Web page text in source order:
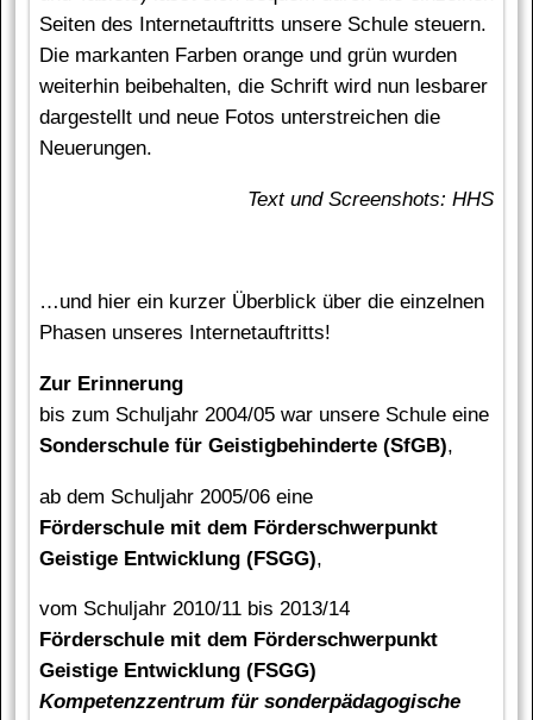
Seiten des Internetauftritts unsere Schule steuern.
Die markanten Farben orange und grün wurden
weiterhin beibehalten, die Schrift wird nun lesbarer
dargestellt und neue Fotos unterstreichen die
Neuerungen.
Text und Screenshots: HHS
…und hier ein kurzer Überblick über die einzelnen
Phasen unseres Internetauftritts!
Zur Erinnerung
bis zum Schuljahr 2004/05 war unsere Schule eine
Sonderschule für Geistigbehinderte (SfGB),
ab dem Schuljahr 2005/06 eine
Förderschule mit dem Förderschwerpunkt
Geistige Entwicklung (FSGG),
vom Schuljahr 2010/11 bis 2013/14
Förderschule mit dem Förderschwerpunkt
Geistige Entwicklung (FSGG)
Kompetenzzentrum für sonderpädagogische